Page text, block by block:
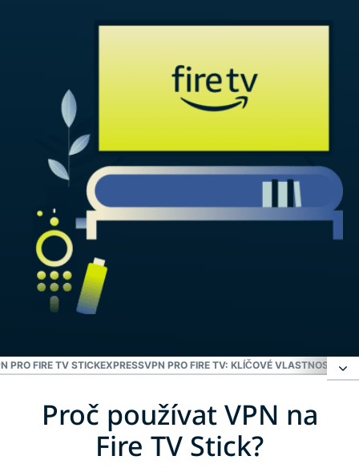
PRO FIRE TV STICKEXPRESSVPN PRO FIRE TV: KLÍČOVÉ VLASTNOSTI
Proč používat VPN na Fire TV Stick?
Jak nastavit ExpressVPN na Amazon Fire TV Stick
Proč používat VPN na
Fire TV Stick?